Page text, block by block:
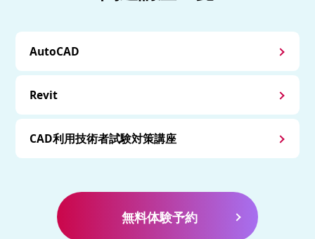
AutoCAD
Revit
CAD利用技術者試験対策講座
無料体験予約